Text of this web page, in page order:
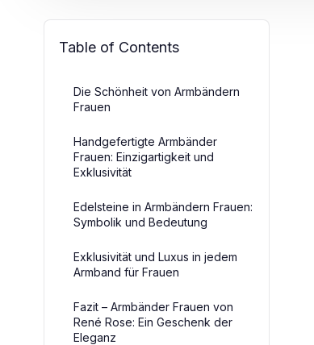
Table of Contents
Die Schönheit von Armbändern
Frauen
Handgefertigte Armbänder
Frauen: Einzigartigkeit und
Exklusivität
Edelsteine in Armbändern Frauen:
Symbolik und Bedeutung
Exklusivität und Luxus in jedem
Armband für Frauen
Fazit – Armbänder Frauen von
René Rose: Ein Geschenk der
Eleganz